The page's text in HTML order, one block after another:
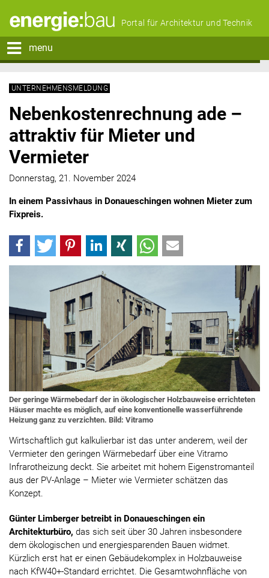
Portal für Architektur und Technik
menu
UNTERNEHMENSMELDUNG
Nebenkostenrechnung ade –
attraktiv für Mieter und
Vermieter
Donnerstag, 21. November 2024
In einem Passivhaus in Donaueschingen wohnen Mieter zum
Fixpreis.
Der geringe Wärmebedarf der in ökologischer Holzbauweise errichteten
Häuser machte es möglich, auf eine konventionelle wasserführende
Heizung ganz zu verzichten. Bild: Vitramo
Wirtschaftlich gut kalkulierbar ist das unter anderem, weil der
Vermieter den geringen Wärmebedarf über eine Vitramo
Infrarotheizung deckt. Sie arbeitet mit hohem Eigenstromanteil
aus der PV-Anlage – Mieter wie Vermieter schätzen das
Konzept.
Günter Limberger betreibt in Donaueschingen ein
Architekturbüro, das sich seit über 30 Jahren insbesondere
dem ökologischen und energiesparenden Bauen widmet.
Kürzlich erst hat er einen Gebäudekomplex in Holzbauweise
nach KfW40+-Standard errichtet. Die Gesamtwohnfläche von